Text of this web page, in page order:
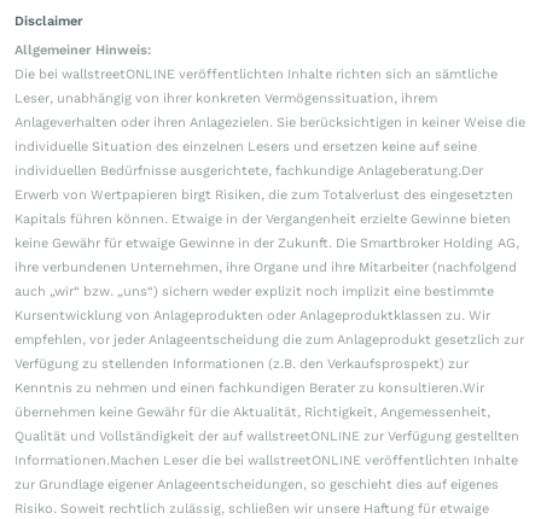
Disclaimer
Allgemeiner Hinweis:
Die bei wallstreetONLINE veröffentlichten Inhalte richten sich an sämtliche
Leser, unabhängig von ihrer konkreten Vermögenssituation, ihrem
Anlageverhalten oder ihren Anlagezielen. Sie berücksichtigen in keiner Weise die
individuelle Situation des einzelnen Lesers und ersetzen keine auf seine
individuellen Bedürfnisse ausgerichtete, fachkundige Anlageberatung.Der
Erwerb von Wertpapieren birgt Risiken, die zum Totalverlust des eingesetzten
Kapitals führen können. Etwaige in der Vergangenheit erzielte Gewinne bieten
keine Gewähr für etwaige Gewinne in der Zukunft. Die Smartbroker Holding AG,
ihre verbundenen Unternehmen, ihre Organe und ihre Mitarbeiter (nachfolgend
auch „wir“ bzw. „uns“) sichern weder explizit noch implizit eine bestimmte
Kursentwicklung von Anlageprodukten oder Anlageproduktklassen zu. Wir
empfehlen, vor jeder Anlageentscheidung die zum Anlageprodukt gesetzlich zur
Verfügung zu stellenden Informationen (z.B. den Verkaufsprospekt) zur
Kenntnis zu nehmen und einen fachkundigen Berater zu konsultieren.Wir
übernehmen keine Gewähr für die Aktualität, Richtigkeit, Angemessenheit,
Qualität und Vollständigkeit der auf wallstreetONLINE zur Verfügung gestellten
Informationen.Machen Leser die bei wallstreetONLINE veröffentlichten Inhalte
zur Grundlage eigener Anlageentscheidungen, so geschieht dies auf eigenes
Risiko. Soweit rechtlich zulässig, schließen wir unsere Haftung für etwaige